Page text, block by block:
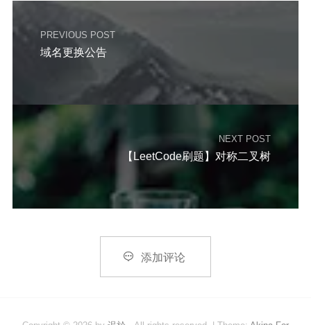
PREVIOUS POST
域名更换公告
NEXT POST
【LeetCode刷题】对称二叉树
 添加评论